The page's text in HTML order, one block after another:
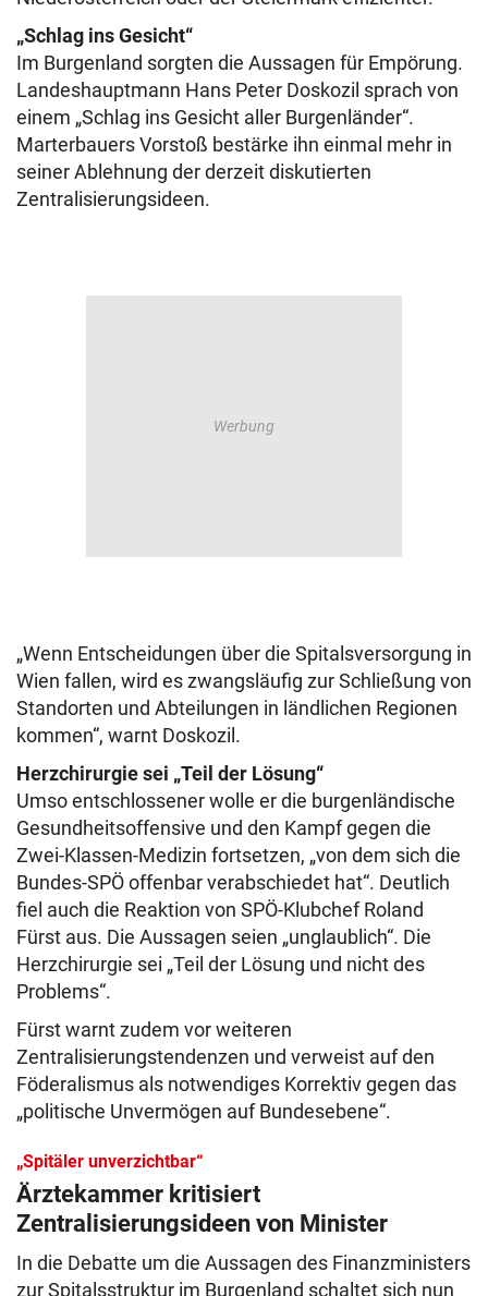
„Schlag ins Gesicht“
Im Burgenland sorgten die Aussagen für Empörung.
Landeshauptmann Hans Peter Doskozil sprach von
einem „Schlag ins Gesicht aller Burgenländer“.
Marterbauers Vorstoß bestärke ihn einmal mehr in
seiner Ablehnung der derzeit diskutierten
Zentralisierungsideen.
„Wenn Entscheidungen über die Spitalsversorgung in
Wien fallen, wird es zwangsläufig zur Schließung von
Standorten und Abteilungen in ländlichen Regionen
kommen“, warnt Doskozil.
Herzchirurgie sei „Teil der Lösung“
Umso entschlossener wolle er die burgenländische
Gesundheitsoffensive und den Kampf gegen die
Zwei-Klassen-Medizin fortsetzen, „von dem sich die
Bundes-SPÖ offenbar verabschiedet hat“. Deutlich
fiel auch die Reaktion von SPÖ-Klubchef Roland
Fürst aus. Die Aussagen seien „unglaublich“. Die
Herzchirurgie sei „Teil der Lösung und nicht des
Problems“.
Fürst warnt zudem vor weiteren
Zentralisierungstendenzen und verweist auf den
Föderalismus als notwendiges Korrektiv gegen das
„politische Unvermögen auf Bundesebene“.
„Spitäler unverzichtbar“
Ärztekammer kritisiert
Zentralisierungsideen von Minister
In die Debatte um die Aussagen des Finanzministers
zur Spitalsstruktur im Burgenland schaltet sich nun